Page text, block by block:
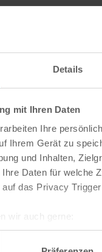
Details
mit Ihren Daten
Ihre
Ihrem Gerät zu
und Inhalten,
Daten für welche
das Privacy
geografische Lage
Scannen nach